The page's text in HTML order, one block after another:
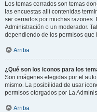
Los temas cerrados son temas
las encuestas allí contenidas
ser cerrados por muchas
Administración o un moderador.
dependiendo de los permisos
Arriba
¿Qué son los iconos para los
Son imágenes elegidas por el
mismo. La posibilidad de usar
permisos otorgados por La
Arriba